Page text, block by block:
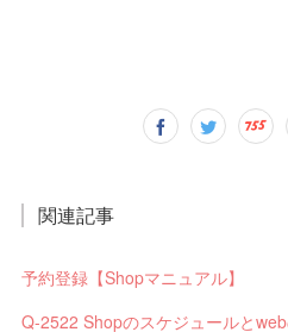
関連記事
予約登録【Shopマニュアル】